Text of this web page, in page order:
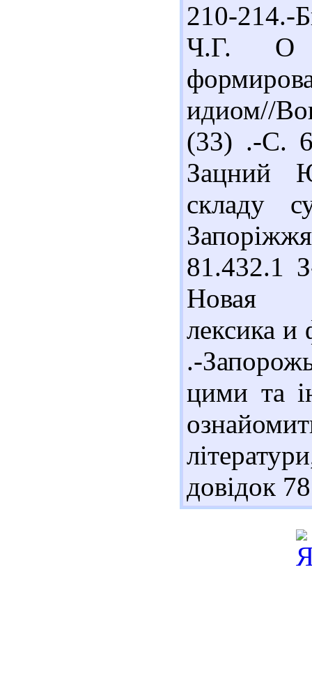
210-214.-
Ч.Г. О
идиом//
(33) .-С.
Зацний
складу
81.432.1
Новая
лексика и
.-
цими та
довідок